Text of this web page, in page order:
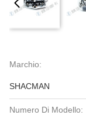
Marchio:
SHACMAN
Numero Di Modello: